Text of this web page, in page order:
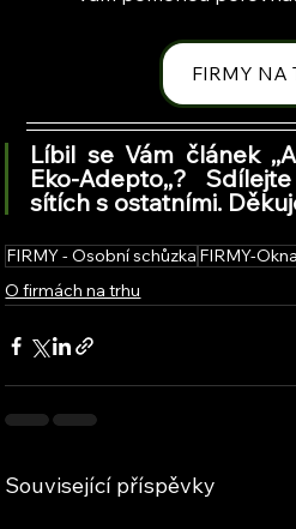
FIRMY NA
Líbil se Vám článek
Eko-Adepto,,?
sítích s ostatními.
FIRMY - Osobní schůzka FIRMY-
O firmách na trhu
Související příspěvky